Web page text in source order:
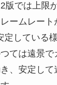
版では上限
ームレー
定している
ては遠景で
、安定して